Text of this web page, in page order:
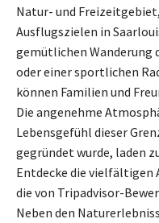
Natur- und
Ausflugszielen in
gemütlichen Wanderung
oder einer sportlichen
können Familien und
Die angenehme
Lebensgefühl dieser
gegründet wurde, laden
Entdecke die vielfältigen
die von Tripadvisor-
Neben den